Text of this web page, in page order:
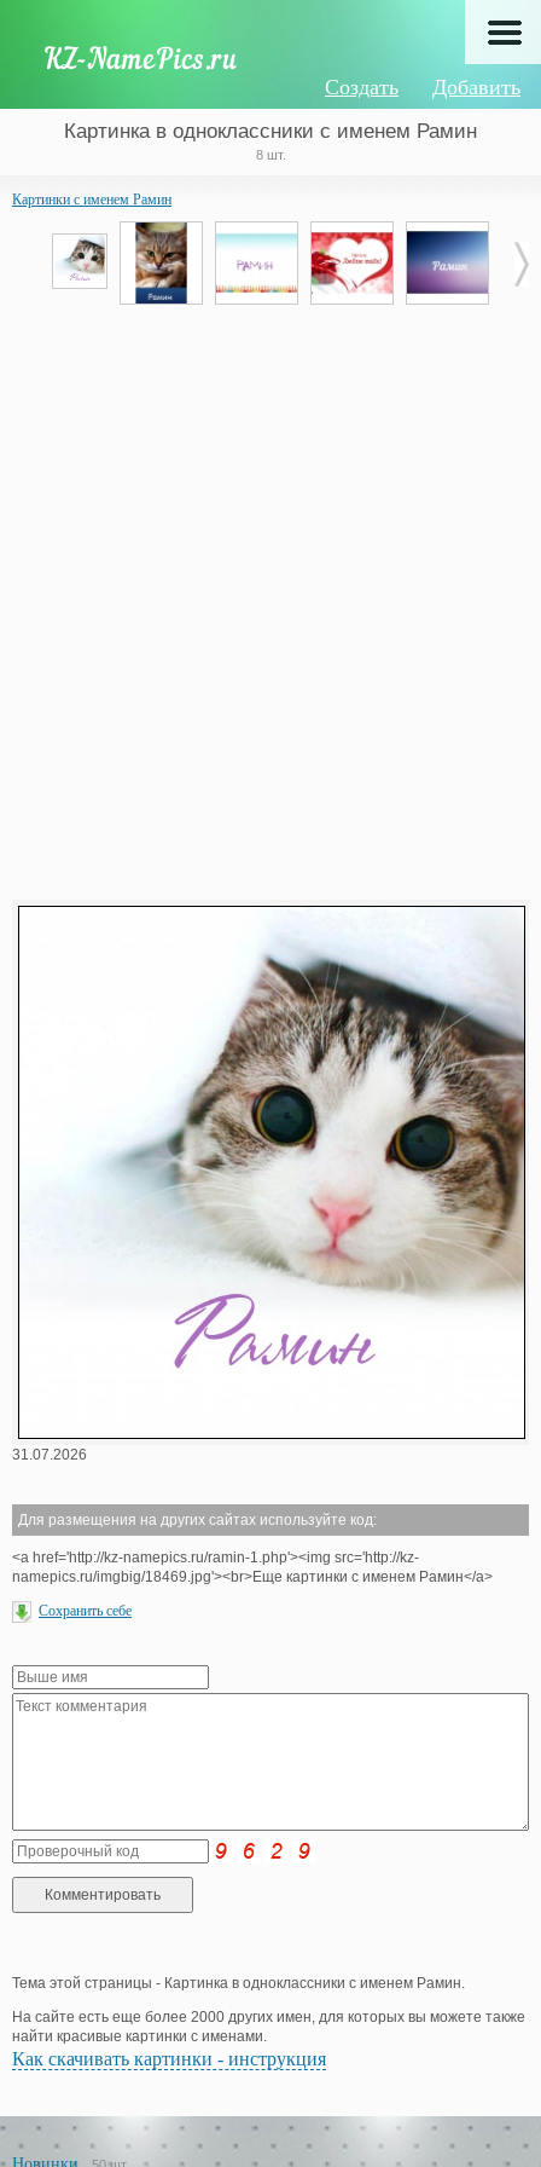
Добавить
Создать
Картинка в одноклассники с именем Рамин
8 шт.
Картинки с именем Рамин
31.07.2026
Для размещения на других сайтах используйте код:
<a href='http://kz-namepics.ru/ramin-1.php'><img src='http://kz-
namepics.ru/imgbig/18469.jpg'><br>Еще картинки с именем Рамин</a>
Сохранить себе
Тема этой страницы - Картинка в одноклассники с именем Рамин.
На сайте есть еще более 2000 других имен, для которых вы можете также
найти красивые картинки с именами.
Как скачивать картинки - инструкция